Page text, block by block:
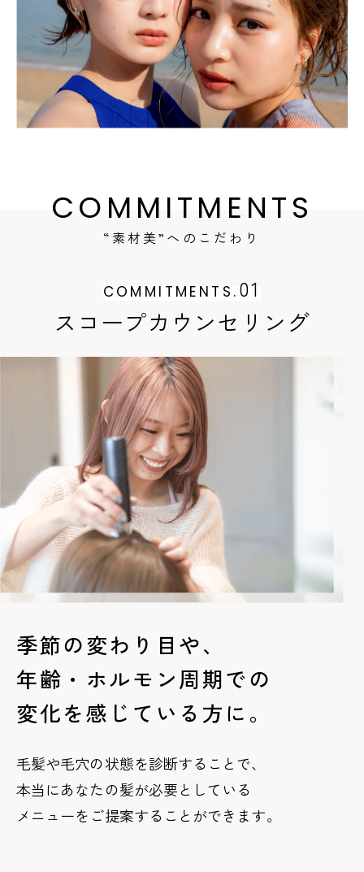
COMMITMENTS
“素材美”へのこだわり
COMMITMENTS. 01
スコープカウンセリング
季節の変わり目や、
年齢・ホルモン周期での
変化を感じている方に。
毛髪や毛穴の状態を診断することで、
本当にあなたの髪が必要としている
メニューをご提案することができます。